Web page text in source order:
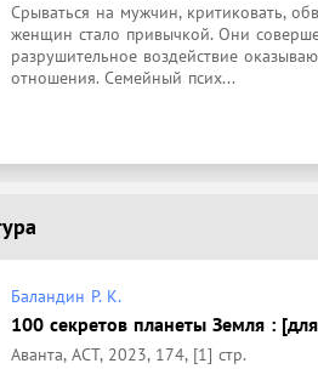
Срываться на мужчин, критиковать,
женщин стало привычкой. Они
разрушительное воздействие
отношения. Семейный псих...
Баландин Р. К.
100 секретов планеты Земля :
Аванта, АСТ, 2023, 174, [1] стр.